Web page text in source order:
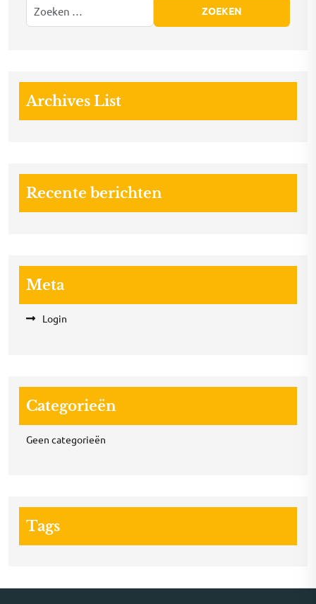
Archives List
Recente berichten
Meta
Login
Categorieën
Geen categorieën
Tags